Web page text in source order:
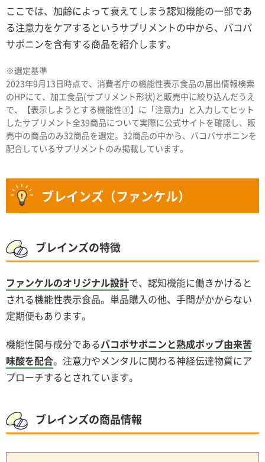
ここでは、加齢によって衰えてしまう認知機能の一部であ
る注意力をケアするというサプリメントの中から、バコパ
サポニンを含有する商品を紹介します。
※選定基準
2023年9月13日時点で、消費者庁の機能性表示食品の届出情報検索
のHPにて、加工食品(サプリメント形状)と販売中に絞り込んだうえ
で、【表示しようとする機能性①】に「注意力」と入力してヒット
したサプリメント全39商品について実際に公式サイトを確認し、販
売中の商品のみ32商品を選定。32商品の中から、バコパサポニンを
配合しているサプリメントのみ掲載しています。
ブレインズ（ファンケル）
ブレインズの特徴
ファンケルのオリジナル設計で、認知機能に働きかけると
される機能性表示食品。単品購入の他、手間がかからない
定期便もあります。
機能性関与成分であるバコポサポニンと熟成ポップ由来苦
味酸を配合。注意力やメンタルに関わる神経伝達物質にア
プローチするとされています。
ブレインズの商品情報